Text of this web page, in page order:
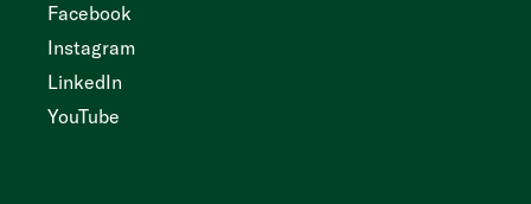
Facebook
Instagram
LinkedIn
YouTube